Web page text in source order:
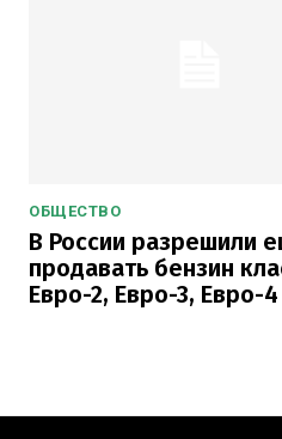
ОБЩЕСТВО
В России разрешили
продавать бензин
Евро-2, Евро-3, Евро-4